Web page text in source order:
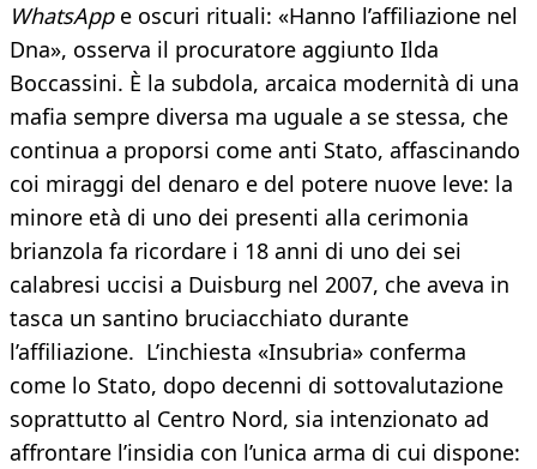
WhatsAppe oscuri rituali: «Hanno l’affiliazione nel
Dna», osserva il procuratore aggiunto Ilda
Boccassini. È la subdola, arcaica modernità di una
mafia sempre diversa ma uguale a se stessa, che
continua a proporsi come anti Stato, affascinando
coi miraggi del denaro e del potere nuove leve: la
minore età di uno dei presenti alla cerimonia
brianzola fa ricordare i 18 anni di uno dei sei
calabresi uccisi a Duisburg nel 2007, che aveva in
tasca un santino bruciacchiato durante
l’affiliazione. L’inchiesta «Insubria» conferma
come lo Stato, dopo decenni di sottovalutazione
soprattutto al Centro Nord, sia intenzionato ad
affrontare l’insidia con l’unica arma di cui dispone: